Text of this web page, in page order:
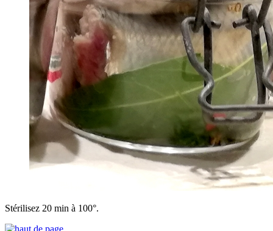
Stérilisez 20 min à 100°.